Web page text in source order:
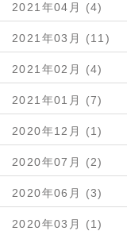
2021年04月 (4)
2021年03月 (11)
2021年02月 (4)
2021年01月 (7)
2020年12月 (1)
2020年07月 (2)
2020年06月 (3)
2020年03月 (1)